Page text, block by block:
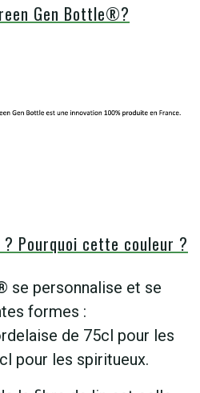
Gen Bottle®?
Pourquoi cette couleur ?
se personnalise et se
formes :
de 75cl pour les
pour les spiritueux.